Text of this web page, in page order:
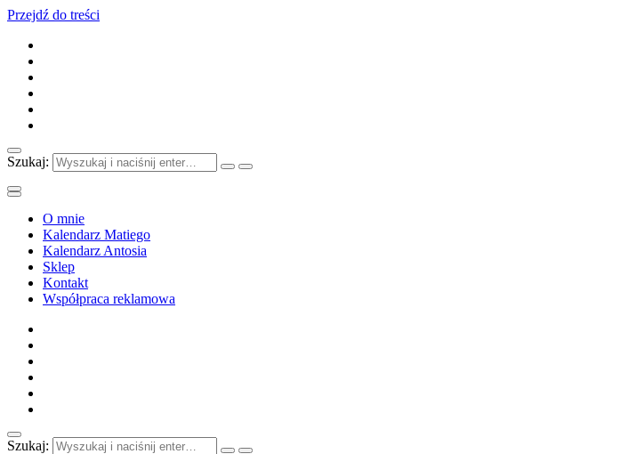
Przejdź do treści
Szukaj:
O mnie
Kalendarz Matiego
Kalendarz Antosia
Sklep
Kontakt
Współpraca reklamowa
Szukaj: